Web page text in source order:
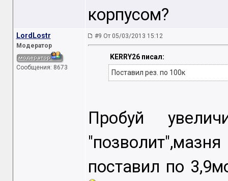
корпусом?
LordLostr
Модератор
Сообщения: 8673
#9 От 05/03/2013 15:12
KERRY26 писал:
Поставил рез. по 100к
Пробуй
поставил по